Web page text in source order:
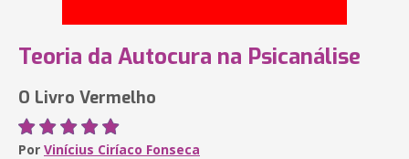
Teoria da Autocura na Psicanálise
O Livro Vermelho
Por Vinícius Ciríaco Fonseca